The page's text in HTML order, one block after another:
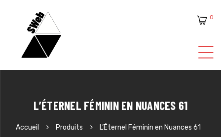
0
L’ÉTERNEL FÉMININ EN NUANCES 61
Accueil Produits L’Éternel Féminin en Nuances 61